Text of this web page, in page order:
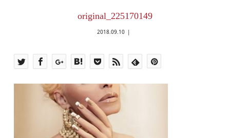
original_225170149
2018.09.10